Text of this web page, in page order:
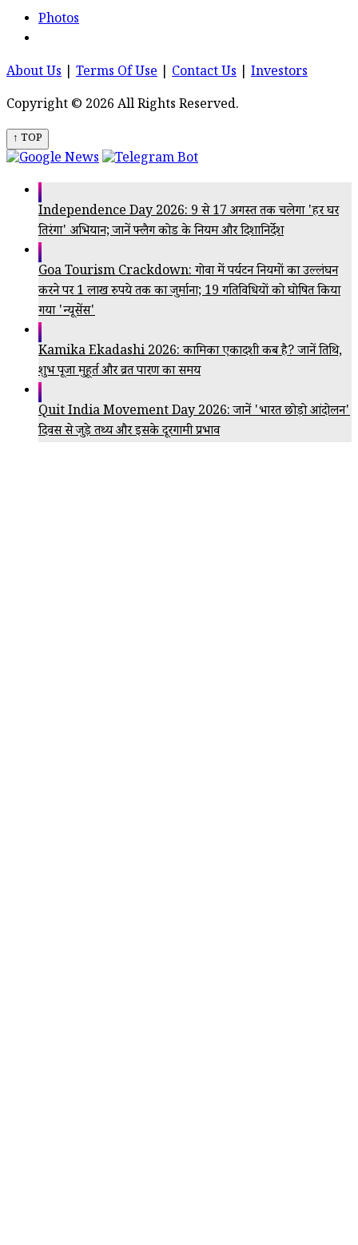
Photos
About Us Terms Of Use Contact Us
Investors
Copyright © 2026 All Rights Reserved.
↑ TOP
Independence Day 2026: 9 से 17 अगस्त तक चलेगा 'हर घर
तिरंगा' अभियान; जानें फ्लैग कोड के नियम और दिशानिर्देश
Goa Tourism Crackdown: गोवा में पर्यटन नियमों का उल्लंघन
करने पर 1 लाख रुपये तक का जुर्माना; 19 गतिविधियों को घोषित किया
गया 'न्यूसेंस'
Kamika Ekadashi 2026: कामिका एकादशी कब है? जानें तिथि,
शुभ पूजा मुहूर्त और व्रत पारण का समय
Quit India Movement Day 2026: जानें 'भारत छोड़ो आंदोलन'
दिवस से जुड़े तथ्य और इसके दूरगामी प्रभाव